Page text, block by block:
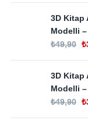
3D Kitap
Modelli
₺49,90 ₺
3D Kitap
Modelli –
₺49,90 ₺